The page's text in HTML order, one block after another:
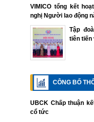
VIMICO tổng kết
nghị Người lao động
Tập
tiên tiến
CÔNG BỐ
UBCK Chấp thuận
cổ tức